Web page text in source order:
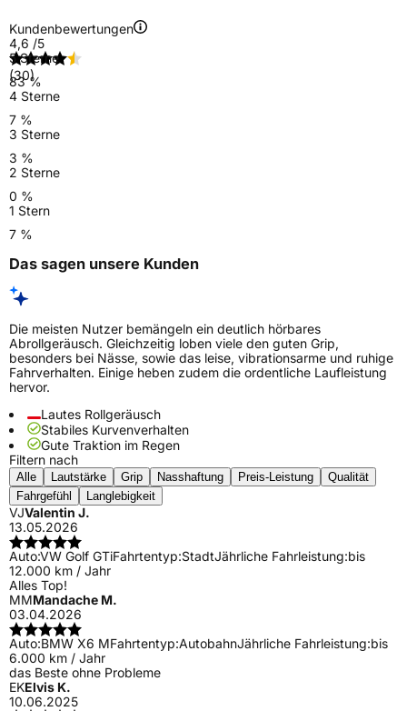
Kundenbewertungen
4,6 /5
(30)
5 Sterne
83 %
4 Sterne
7 %
3 Sterne
3 %
2 Sterne
0 %
1 Stern
7 %
Das sagen unsere Kunden
Die meisten Nutzer bemängeln ein deutlich hörbares
Abrollgeräusch. Gleichzeitig loben viele den guten Grip,
besonders bei Nässe, sowie das leise, vibrationsarme und ruhige
Fahrverhalten. Einige heben zudem die ordentliche Laufleistung
hervor.
Lautes Rollgeräusch
Stabiles Kurvenverhalten
Gute Traktion im Regen
Filtern nach
Alle Lautstärke Grip Nasshaftung Preis-Leistung
Qualität
Fahrgefühl
Langlebigkeit
VJValentin J.
13.05.2026
Auto:VW Golf GTiFahrtentyp:StadtJährliche Fahrleistung:bis
12.000 km / Jahr
Alles Top!
MMMandache M.
03.04.2026
Auto:BMW X6 MFahrtentyp:AutobahnJährliche Fahrleistung:bis
6.000 km / Jahr
das Beste ohne Probleme
EKElvis K.
10.06.2025